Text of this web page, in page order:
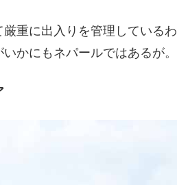
重に出入りを管理しているわ
かにもネパールではあるが。